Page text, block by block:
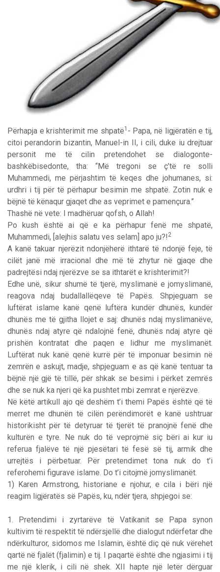
Përhapja e krishterimit me shpatë1 - Papa, në ligjëratën e tij,
citoi perandorin bizantin, Manuel-in II, i cili, duke iu drejtuar
personit me të cilin pretendohet se dialogonte-
bashkëbisedonte, tha: “Më tregoni se ç’të re solli
Muhammedi, me përjashtim të keqes dhe johumanes, si:
urdhri i tij për të përhapur besimin me shpatë. Zotin nuk e
bëjnë të kënaqur gjaqet dhe as veprimet e pamençura.”
Thashë në vete: I madhëruar qofsh, o Allah!
Po kush është ai që e ka përhapur fenë me shpatë,
Muhammedi, [alejhis salatu ves selam] apo ju?! 2
A kanë takuar njerëzit ndonjëherë ithtarë të ndonjë feje, të
cilët janë më irracional dhe më të zhytur në gjaqe dhe
padrejtësi ndaj njerëzve se sa ithtarët e krishterimit?!
Edhe unë, sikur shumë të tjerë, myslimanë e jomyslimanë,
reagova ndaj budallallëqeve të Papës. Shpjeguam se
luftërat islame kanë qenë luftëra kundër dhunës, kundër
dhunës me të gjitha llojet e saj: dhunës ndaj myslimanëve,
dhunës ndaj atyre që ndalojnë fenë, dhunës ndaj atyre që
prishën kontratat dhe paqen e lidhur me myslimanët.
Luftërat nuk kanë qenë kurrë për të imponuar besimin në
zemrën e askujt, madje, shpjeguam e as që kanë tentuar ta
bëjnë një gjë të tillë, për shkak se besimi i përket zemrës
dhe se nuk ka njeri që ka pushtet mbi zemrat e njerëzve.
Në këtë artikull ajo që deshëm t’i themi Papës është që të
merret me dhunën të cilën perëndimorët e kanë ushtruar
historikisht për të detyruar të tjerët të pranojnë fenë dhe
kulturën e tyre. Ne nuk do të veprojmë siç bëri ai kur iu
referua fjalëve të një pjesëtari të fesë së tij, armik dhe
urrejtës i përbetuar. Për pretendimet tona nuk do t’i
referohemi figurave islame. Do t’i citojmë jomyslimanët.
1) Karen Armstrong, historiane e njohur, e cila i bëri një
reagim ligjëratës së Papës, ku, ndër tjera, shpjegoi se:
1. Pretendimi i zyrtarëve të Vatikanit se Papa synon
kultivim të respektit të ndërsjellë dhe dialogut ndërfetar dhe
ndërkulturor, sidomos me Islamin, është diç që nuk vërehet
qartë në fjalët (fjalimin) e tij. I paqartë është dhe ngjasimi i tij
me një klerik, i cili në shek. XII hapte një letër dërguar